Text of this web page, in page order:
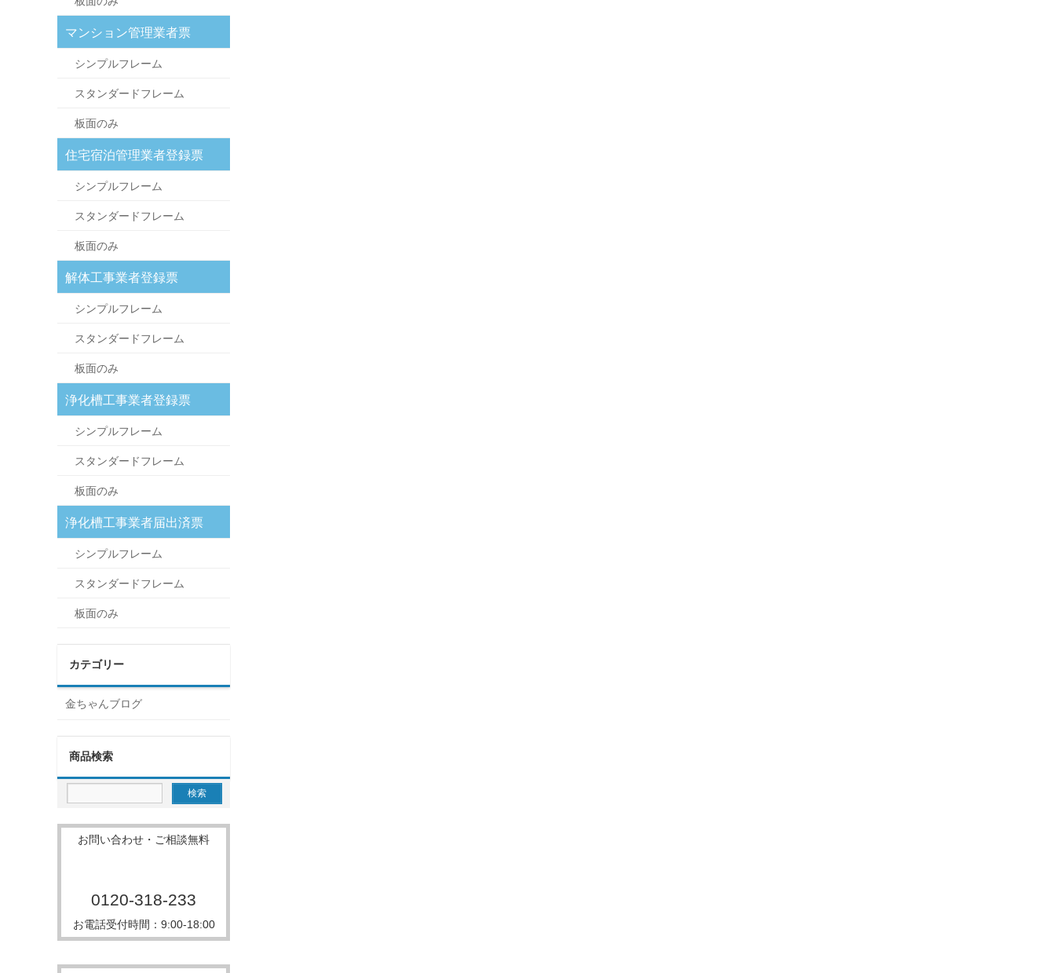
マンション管理業者票
シンプルフレーム
スタンダードフレーム
板面のみ
住宅宿泊管理業者登録票
シンプルフレーム
スタンダードフレーム
板面のみ
解体工事業者登録票
シンプルフレーム
スタンダードフレーム
板面のみ
浄化槽工事業者登録票
シンプルフレーム
スタンダードフレーム
板面のみ
浄化槽工事業者届出済票
シンプルフレーム
スタンダードフレーム
板面のみ
カテゴリー
金ちゃんブログ
商品検索
お問い合わせ・ご相談無料
0120-318-233
お電話受付時間：9:00-18:00